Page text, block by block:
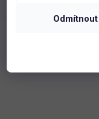
Odmítnout